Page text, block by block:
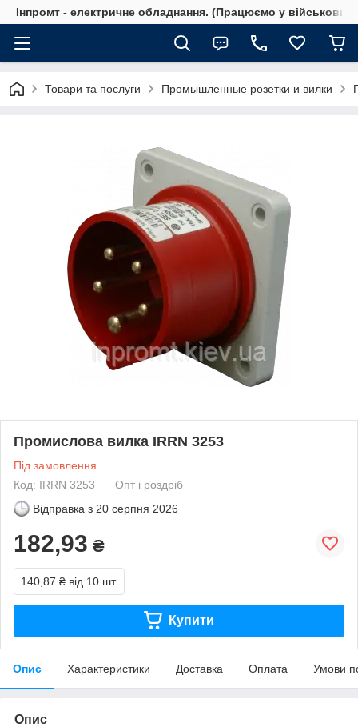
Інпромт - електричне обладнання. (Працюємо у військовий
Товари та послуги Промышленные розетки и вилки
Промислова вилка IRRN 3253
Під замовлення
Код: IRRN 3253
Опт і роздріб
Відправка з 20 серпня 2026
182,93 ₴
140,87 ₴ від 10 шт.
Купити
Опис Характеристики Доставка Оплата Умови
Опис